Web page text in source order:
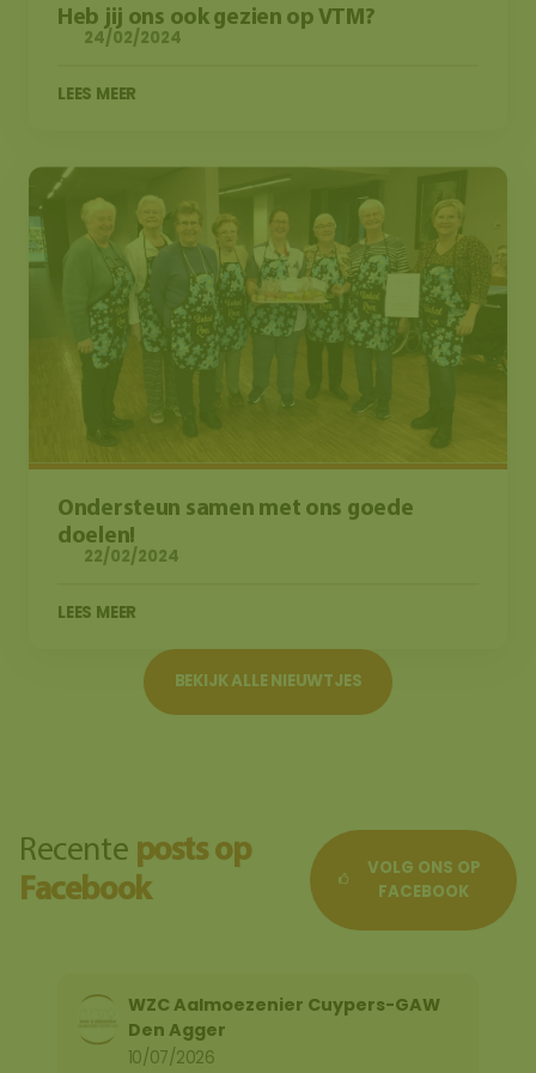
Heb jij ons ook gezien op VTM?
24/02/2024
LEES MEER
Ondersteun samen met ons goede
doelen!
22/02/2024
LEES MEER
BEKIJK ALLE NIEUWTJES
WZC Aalmoezenier Cuypers-GAW
Den Agger
07/07/2026
Recente posts op
Facebook
VOLG ONS OP
FACEBOOK